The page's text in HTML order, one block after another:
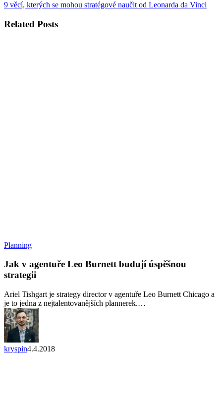
9 věcí, kterých se mohou stratégové naučit od Leonarda da Vinci
Related Posts
PlanningJak
agentuře
Leo
Burnett
úspěšnou
strategii
Jak v agentuře Leo Burnett budují úspěšnou
strategii
Ariel Tishgart je strategy director v agentuře Leo Burnett Chicago a
je to jedna z nejtalentovanějších plannerek.…
kryspin4.4.2018